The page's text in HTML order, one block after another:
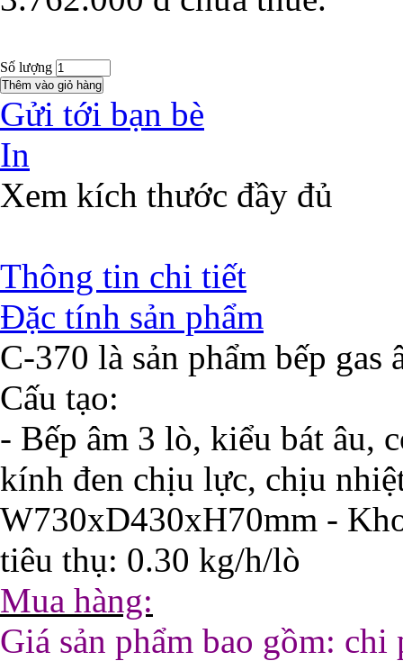
Số lượng
Gửi tới bạn bè
In
Xem kích thước đầy đủ
Thông tin chi tiết
Đặc tính sản phẩm
C-370 là sản phẩm bếp gas
Cấu tạo:
- Bếp âm 3 lò, kiểu bát âu,
kính đen chịu lực, chịu
W730xD430xH70mm -
tiêu thụ: 0.30 kg/h/lò
Mua hàng:
Giá sản phẩm bao gồm: